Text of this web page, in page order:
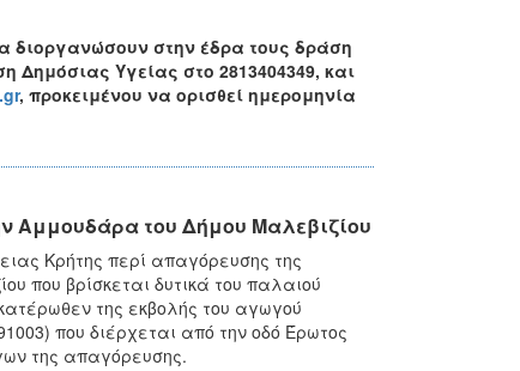
διοργανώσουν στην έδρα τους δράση
Δημόσιας Υγείας στο 2813404349, και
, προκειμένου να ορισθεί ημερομηνία
Αμμουδάρα του Δήμου Μαλεβιζίου
Κρήτης περί απαγόρευσης της
που βρίσκεται δυτικά του παλαιού
της εκβολής του αγωγού
που διέρχεται από την οδό Έρωτος
της απαγόρευσης.